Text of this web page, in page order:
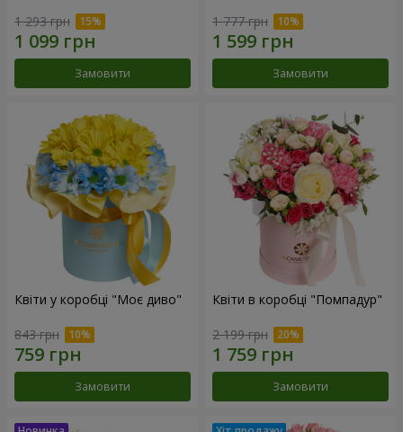
1 293 грн
Замовити
1 777 грн
Замовити
Квіти у коробці "Моє диво"
843 грн
Замовити
Квіти в коробці "Помпадур"
2 199 грн
Замовити